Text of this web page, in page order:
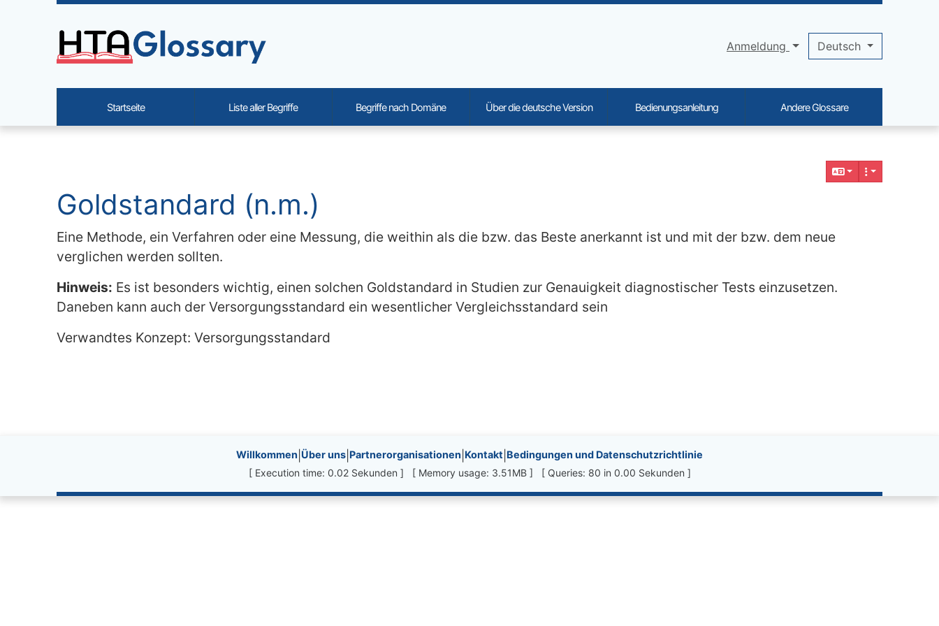
Navigation and related functionality and content
Goldstandard (n.m.)
Eine Methode, ein Verfahren oder eine Messung, die weithin als die bzw. das Beste anerkannt ist und mit der bzw. dem neue
verglichen werden sollten.
Hinweis: Es ist besonders wichtig, einen solchen Goldstandard in Studien zur Genauigkeit diagnostischer Tests einzusetzen.
Daneben kann auch der Versorgungsstandard ein wesentlicher Vergleichsstandard sein
Verwandtes Konzept: Versorgungsstandard
Site information, links, etc.
Willkommen Über uns Partnerorganisationen Kontakt Bedingungen und Datenschutzrichtlinie
[ Execution time: 0.02 Sekunden ] [ Memory usage: 3.51MB ] [ Queries: 80 in 0.00 Sekunden ]
Site identity, navigation, etc.
Anmeldung Deutsch
Startseite Liste aller Begriffe Begriffe nach Domäne Über die deutsche Version Bedienungsanleitung Andere Glossare